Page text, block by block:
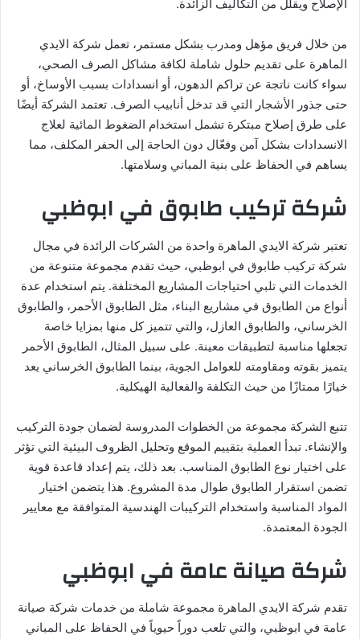
الإصلاح ويقلل من التكاليف الزائدة.
من خلال فريق مؤهل ومدرب بشكل مستمر، تعمل شركة الايدي
الماهرة على تقديم حلول شاملة لكافة مشاكل الصرف الصحي،
سواء كانت ناتجة عن تراكم الدهون، أو انسدادات بسبب الأوساخ، أو
حتى جذور الأشجار التي قد تدخل أنابيب الصرف. تعتمد الشركة أيضًا
على طرق إصلاح مبتكرة تشمل استخدام الضغوط المائية لعلاج
الانسدادات بشكل آمن وفعّال دون الحاجة إلى الحفر المكلف، مما
يساهم في الحفاظ على بنية المباني وسلامتها.
شركة تركيب طابوق في ابوظبي
تعتبر شركة الايدي الماهرة واحدة من الشركات الرائدة في مجال
شركة تركيب طابوق في ابوظبي، حيث تقدم مجموعة متنوعة من
الخدمات التي تلبي احتياجات المشاريع المختلفة. يتم استخدام عدة
أنواع من الطابوق في مشاريع البناء، مثل الطابوق الأحمر، والطابوق
الخرساني، والطابوق العازل، والتي تتميز كل منها بمزايا خاصة
تجعلها مناسبة لتطبيقات معينة. على سبيل المثال، الطابوق الأحمر
يتميز بقوته ومقاومته للعوامل الجوية، بينما الطابوق الخرساني يعد
خيارًا ممتازًا من حيث التكلفة والفعالية الهيكلية.
تتبع الشركة مجموعة من الخطوات المدروسة لضمان جودة التركيب
والإنشاء. تبدأ العملية بتقييم الموقع وتحليل الظروف البيئية التي تؤثر
على اختيار نوع الطابوق المناسب. بعد ذلك، يتم إعداد قاعدة قوية
تضمن استقرار الطابوق طوال مدة المشروع. هذا يتضمن اختيار
المواد المناسبة واستخدام التركيبات الهندسية المتوافقة مع معايير
الجودة المعتمدة.
شركة صيانة عامة في ابوظبي
تقدم شركة الايدي الماهرة مجموعة شاملة من خدمات شركة صيانة
عامة في ابوظبي، والتي تلعب دوراً حيوياً في الحفاظ على المباني